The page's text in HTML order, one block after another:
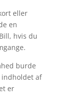
eller
en
hvis du
burde
af
er